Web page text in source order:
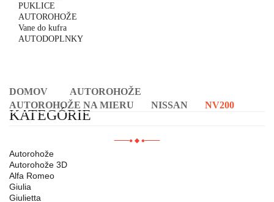
PUKLICE
AUTOROHOŽE
Vane do kufra
AUTODOPLNKY
DOMOV
AUTOROHOŽE
AUTOROHOŽE NA MIERU
NISSAN NV200
KATEGÓRIE
Autorohože
Autorohože 3D
Alfa Romeo
Giulia
Giulietta